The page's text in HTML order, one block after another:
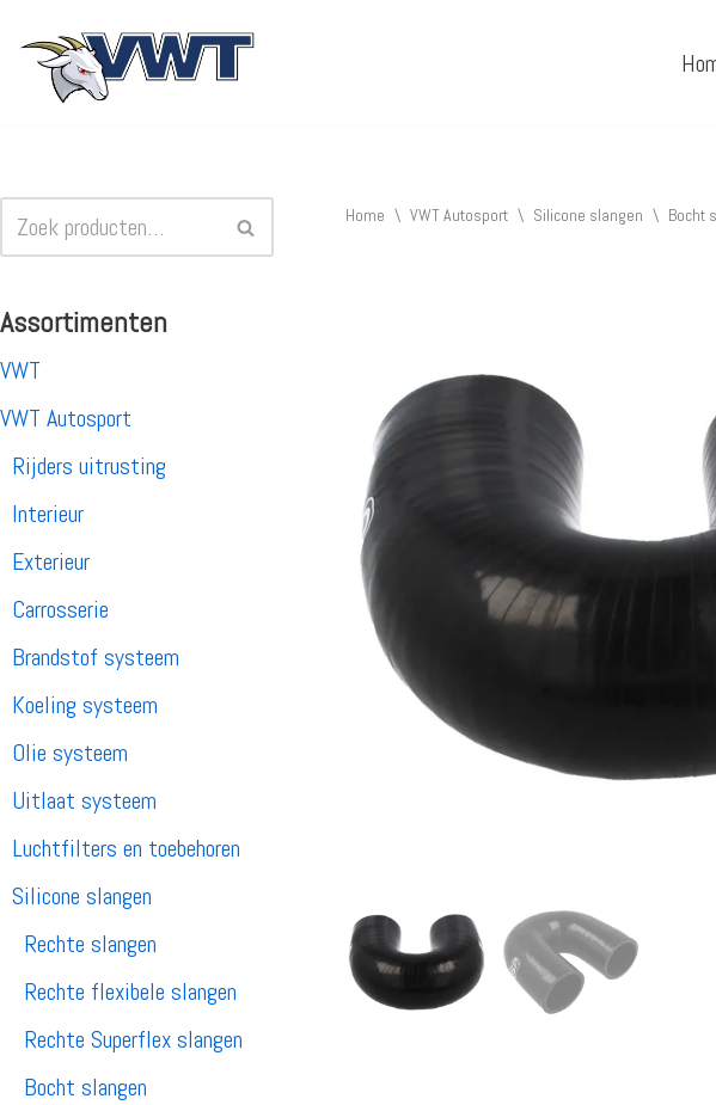
Ga
Assortimenten
VWT
VWT Autosport
Rijders uitrusting
Interieur
Exterieur
Carrosserie
Brandstof systeem
Koeling systeem
Olie systeem
Uitlaat systeem
Luchtfilters en toebehoren
Silicone slangen
Rechte slangen
Rechte flexibele slangen
Rechte Superflex slangen
Bocht slangen
Home \ VWT Autosport \ Silicone slangen \ Bocht